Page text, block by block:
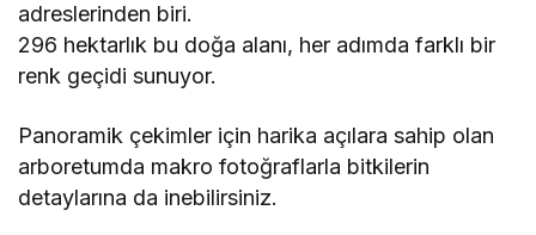
adreslerinden biri.
296 hektarlık bu doğa alanı, her adımda farklı bir
renk geçidi sunuyor.
Panoramik çekimler için harika açılara sahip olan
arboretumda makro fotoğraflarla bitkilerin
detaylarına da inebilirsiniz.